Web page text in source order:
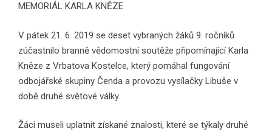
MEMORIÁL KARLA KNĚZE
V pátek 21. 6. 2019 se deset vybraných žáků 9. ročníků
zúčastnilo branně vědomostní soutěže připomínající Karla
Kněze z Vrbatova Kostelce, který pomáhal fungování
odbojářské skupiny Čenda a provozu vysílačky Libuše v
době druhé světové války.
Žáci museli uplatnit získané znalosti, které se týkaly druhé